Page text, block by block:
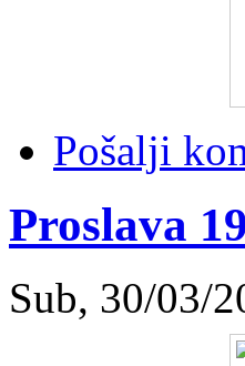
Pošalji
Proslava
Sub, 30/03/